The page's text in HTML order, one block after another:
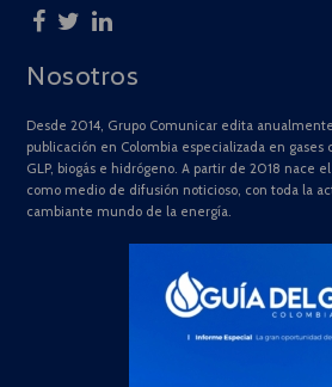
Nosotros
Desde 2014, Grupo Comunicar edita
publicación en Colombia especializada en gases
GLP, biogás e hidrógeno. A partir de 2018 nace
como medio de difusión noticioso, con toda la
cambiante mundo de la energía.